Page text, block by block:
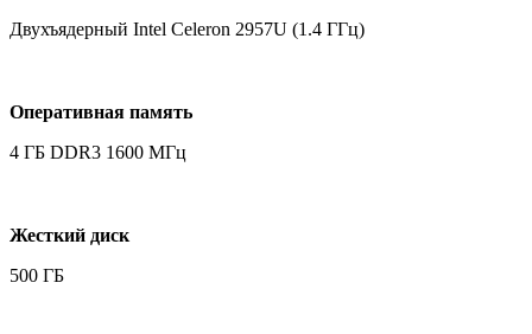
Двухъядерный Intel Celeron 2957U (1.4 ГГц)
Оперативная память
4 ГБ DDR3 1600 МГц
Жесткий диск
500 ГБ